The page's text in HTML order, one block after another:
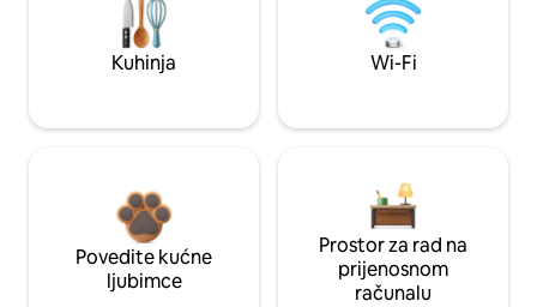
Kuhinja Wi-Fi
Povedite kućne
ljubimce
Prostor za rad na
prijenosnom
računalu